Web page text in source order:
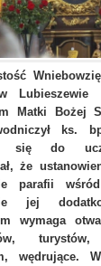
Matki Bożej
ks.
się do
że
parafii
jej
wymaga
wędrujące.